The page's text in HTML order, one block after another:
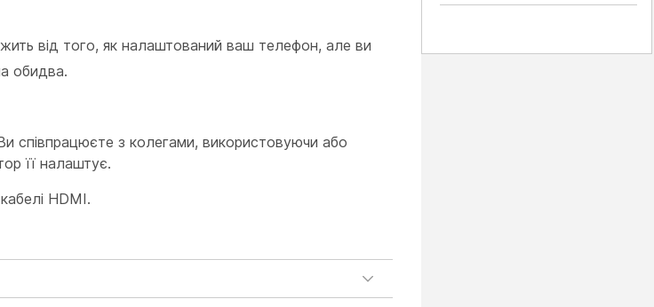
від того, як налаштований ваш телефон, але ви
обидва.
співпрацюєте з колегами, використовуючи або
її налаштує.
HDMI.